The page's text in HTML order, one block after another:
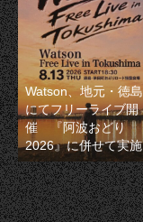
Watson、地元・徳島
にてフリーライブ開
催 『阿波おどり
2026』に併せて実施